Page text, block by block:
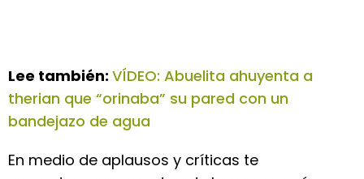
Lee también: VÍDEO: Abuelita ahuyenta a
therian que “orinaba” su pared con un
bandejazo de agua
En medio de aplausos y críticas te